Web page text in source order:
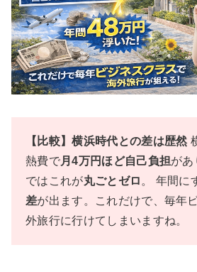
【比較】横浜時代との差は歴然
熱費で月4万円ほど自己負担があ
ではこれが丸ごとゼロ 。 年間に
差が出ます。これだけで、毎年
外旅行に行けてしまいますね。